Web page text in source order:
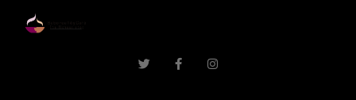
w
i
a
c
n
s